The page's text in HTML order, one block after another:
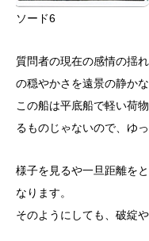
ソード6
質問者の現在の感情の揺
の穏やかさを遠景の静か
この船は平底船で軽い荷
るものじゃないので、ゆ
様子を見るや一旦距離を
なります。
そのようにしても、破綻